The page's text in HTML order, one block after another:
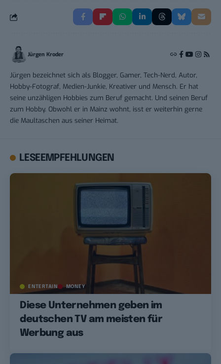
Jürgen Kroder
Jürgen bezeichnet sich als Blogger, Gamer, Tech-Nerd, Autor,
Hobby-Fotograf, Medien-Junkie, Kreativer und Mensch. Er hat
seine unzähligen Hobbies zum Beruf gemacht. Und seinen Beruf
zum Hobby. Obwohl er in Mainz wohnt, isst er weiterhin gerne
die Maultaschen aus seiner Heimat.
LESEEMPFEHLUNGEN
ENTERTAIN MONEY
Diese Unternehmen geben im
deutschen TV am meisten für
Werbung aus